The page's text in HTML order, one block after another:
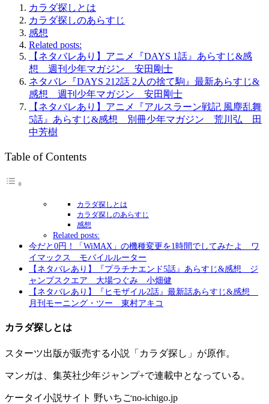
カラダ探しとは
カラダ探しのあらすじ
感想
Related posts:
【ネタバレあり】アニメ『DAYS 1話』あらすじ&感
想 週刊少年マガジン 安田剛士
ネタバレ『DAYS 212話 2人の捨て駒』最新あらすじ&
感想 週刊少年マガジン 安田剛士
【ネタバレあり】アニメ『アルスラーン戦記 風塵乱舞
5話』あらすじ&感想 別冊少年マガジン 荒川弘 田
中芳樹
Table of Contents
カラダ探しとは
カラダ探しのあらすじ
感想
Related posts:
今だと0円！「WiMAX」の機種変更を1時間でしてみたよ ワ
イマックス モバイルルーター
【ネタバレあり】『プラチナエンド5話』あらすじ&感想 ジ
ャンプスクエア 大場つぐみ 小畑健
【ネタバレあり】『ヒモザイル2話』最新話あらすじ&感想
月刊モーニング・ツー 東村アキコ
カラダ探しとは
スターツ出版が販売する小説「カラダ探し」が原作。
マンガは、集英社少年ジャンプ+で連載中となっている。
ケータイ小説サイト 野いちごno-ichigo.jp